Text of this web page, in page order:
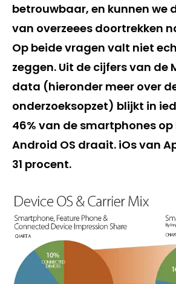
betrouwbaar, en kunnen we
van overzeees doortrekken
Op beide vragen valt niet
zeggen. Uit de cijfers van de
data (hieronder meer over
onderzoeksopzet) blijkt in
46% van de smartphones
Android OS draait. iOs van
31 procent.